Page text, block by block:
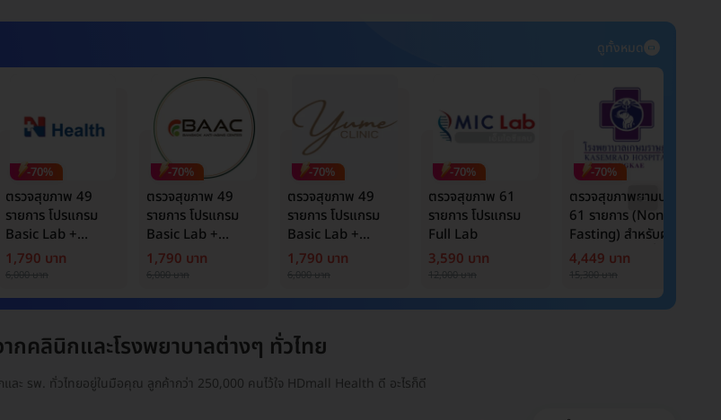
ดูทั้งหมด
-70%
ตรวจสุขภาพ 49
รายการ โปรแกรม
Basic Lab +
Cancer Marker
1,790 บาท
-70%
ตรวจสุขภาพ 49
รายการ โปรแกรม
Basic Lab +
Cancer Marker
1,790 บาท
-70%
ตรวจสุขภาพ 49
รายการ โปรแกรม
Basic Lab +
Cancer Marker
1,790 บาท
-70%
ตรวจสุขภาพ 61
รายการ โปรแกรม
Full Lab
3,590 บาท
-70%
ตรวจสุขภาพยามบ่าย
61 รายการ (Non-
Fasting) สำหรับผู้
หญิงอายุ 15 ปีขึ้นไป
4,449 บาท
กคลินิกและโรงพยาบาลต่างๆ ทั่วไทย
และ รพ. ทั่วไทยอยู่ในมือคุณ ลูกค้ากว่า 250,000 คนไว้ใจ HDmall Health ดี อะไรก็ดี